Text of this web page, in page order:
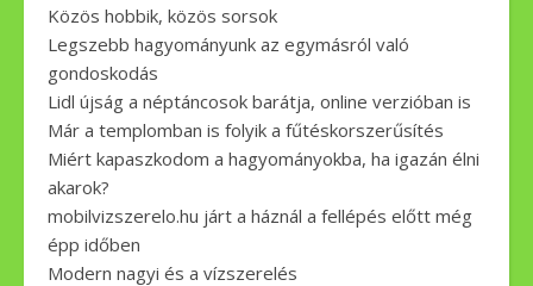
Közös hobbik, közös sorsok
Legszebb hagyományunk az egymásról való
gondoskodás
Lidl újság a néptáncosok barátja, online verzióban is
Már a templomban is folyik a fűtéskorszerűsítés
Miért kapaszkodom a hagyományokba, ha igazán élni
akarok?
mobilvizszerelo.hu járt a háznál a fellépés előtt még
épp időben
Modern nagyi és a vízszerelés